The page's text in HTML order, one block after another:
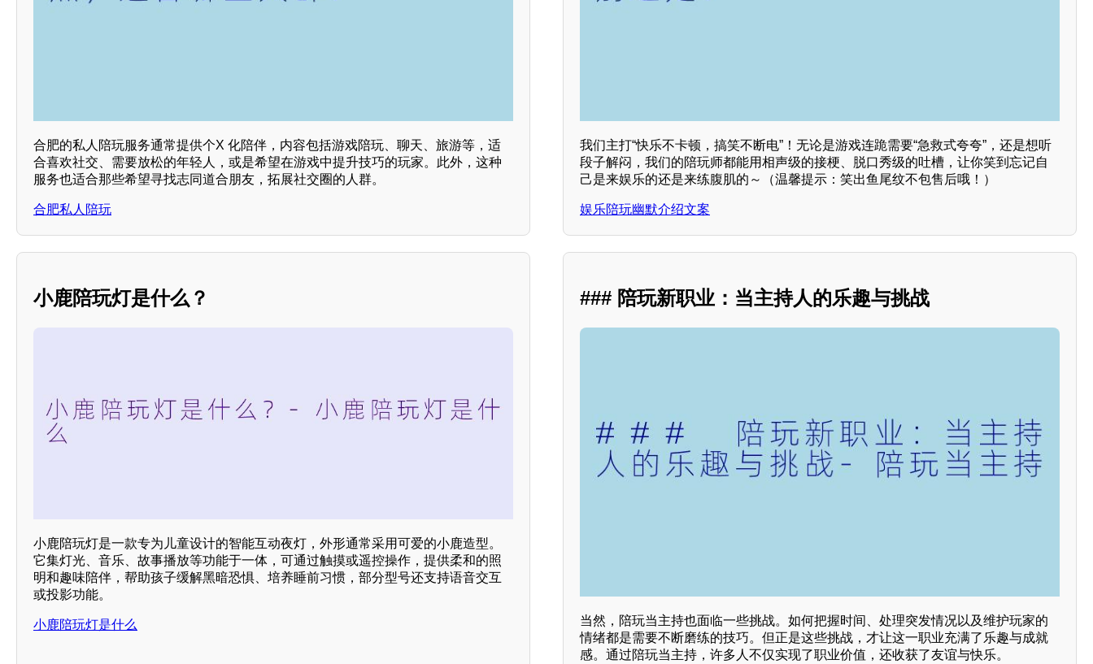
合肥的私人陪玩服务通常提供个X 化陪伴，内容包括游戏陪玩、聊天、旅游等，适
合喜欢社交、需要放松的年轻人，或是希望在游戏中提升技巧的玩家。此外，这种
服务也适合那些希望寻找志同道合朋友，拓展社交圈的人群。
合肥私人陪玩
我们主打“快乐不卡顿，搞笑不断电”！无论是游戏连跪需要“急救式夸夸”，还是想听
段子解闷，我们的陪玩师都能用相声级的接梗、脱口秀级的吐槽，让你笑到忘记自
己是来娱乐的还是来练腹肌的～（温馨提示：笑出鱼尾纹不包售后哦！）
娱乐陪玩幽默介绍文案
小鹿陪玩灯是什么？
小鹿陪玩灯是一款专为儿童设计的智能互动夜灯，外形通常采用可爱的小鹿造型。
它集灯光、音乐、故事播放等功能于一体，可通过触摸或遥控操作，提供柔和的照
明和趣味陪伴，帮助孩子缓解黑暗恐惧、培养睡前习惯，部分型号还支持语音交互
或投影功能。
小鹿陪玩灯是什么
### 陪玩新职业：当主持人的乐趣与挑战
当然，陪玩当主持也面临一些挑战。如何把握时间、处理突发情况以及维护玩家的
情绪都是需要不断磨练的技巧。但正是这些挑战，才让这一职业充满了乐趣与成就
感。通过陪玩当主持，许多人不仅实现了职业价值，还收获了友谊与快乐。